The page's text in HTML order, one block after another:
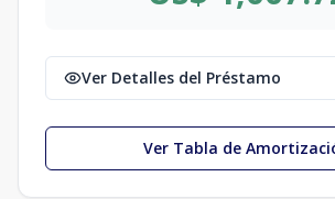
Ver Detalles del Préstamo
Ver Tabla de